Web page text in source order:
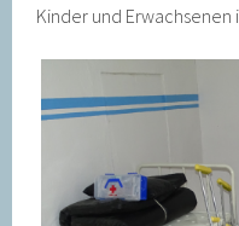
Kinder und Erwachsenen